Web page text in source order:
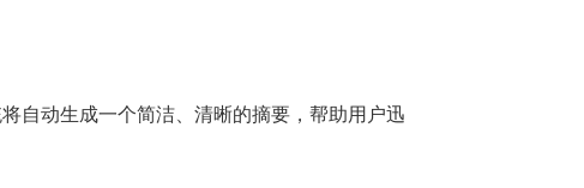
自动生成一个简洁、清晰的摘要，帮助用户迅